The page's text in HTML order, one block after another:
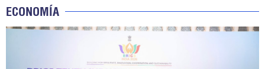
ECONOMÍA